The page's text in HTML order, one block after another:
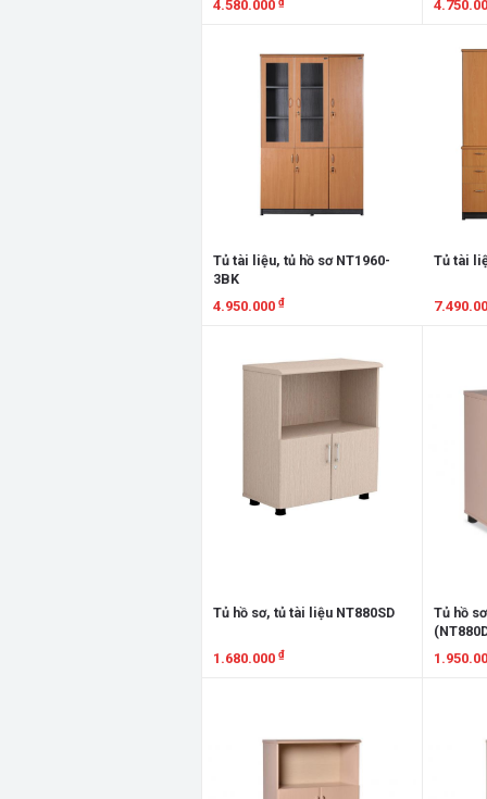
4.580.000
Tủ tài liệu, tủ hồ sơ NT1960-
3BK
4.950.000 ₫
Tủ tài
Tủ hồ sơ, tủ tài liệu NT880SD
1.680.000 ₫
Tủ hồ